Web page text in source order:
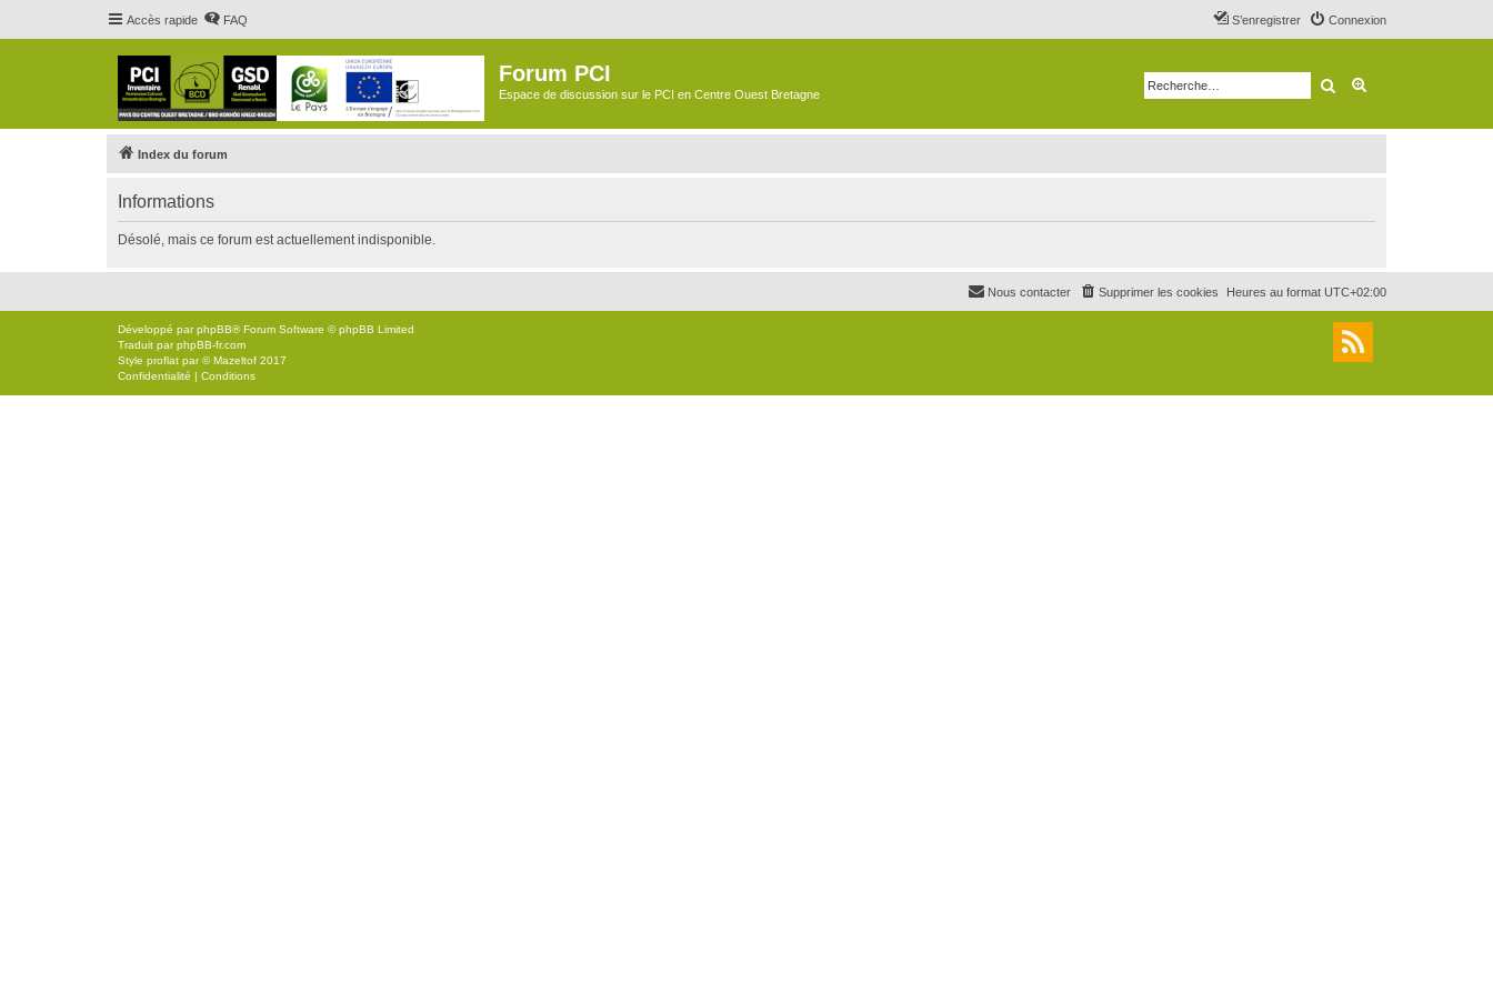
Accès rapide FAQ Connexion
S’enregistrer
Forum PCI
Espace de discussion sur le PCI en Centre Ouest Bretagne Rechercher
Index du forum
Informations
Désolé, mais ce forum est actuellement indisponible.
Heures au format UTC+02:00
Supprimer les cookies
Nous contacter
Développé parphpBB® Forum Software © phpBB Limited
Traduit parphpBB-fr.com
Style proflat par ©Mazeltof 2017
Confidentialité | Conditions